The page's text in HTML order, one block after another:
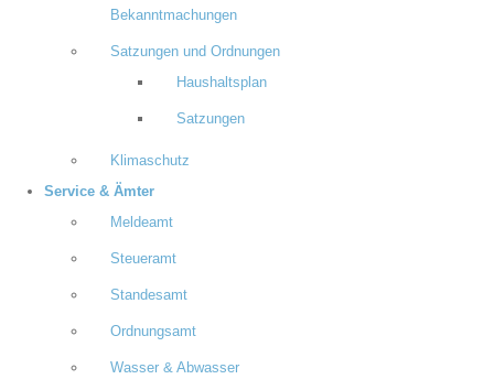
Bekanntmachungen
Satzungen und Ordnungen
Haushaltsplan
Satzungen
Klimaschutz
Service & Ämter
Meldeamt
Steueramt
Standesamt
Ordnungsamt
Wasser & Abwasser